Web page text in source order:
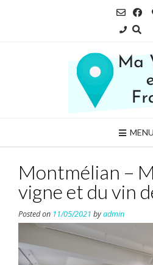
MENU
Montmélian –
vigne et du vin
Posted on 11/05/2021 byadmin